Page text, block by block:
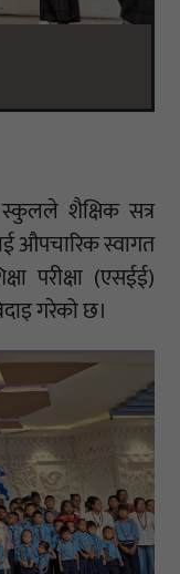
शैक्षिक सत्र
औपचारिक स्वागत
परीक्षा (एसईई)
गरेको छ।